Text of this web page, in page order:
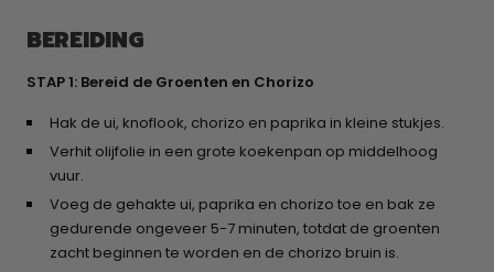
BEREIDING
STAP 1: Bereid de Groenten en Chorizo
Hak de ui, knoflook, chorizo en paprika in kleine stukjes.
Verhit olijfolie in een grote koekenpan op middelhoog
vuur.
Voeg de gehakte ui, paprika en chorizo toe en bak ze
gedurende ongeveer 5-7 minuten, totdat de groenten
zacht beginnen te worden en de chorizo bruin is.